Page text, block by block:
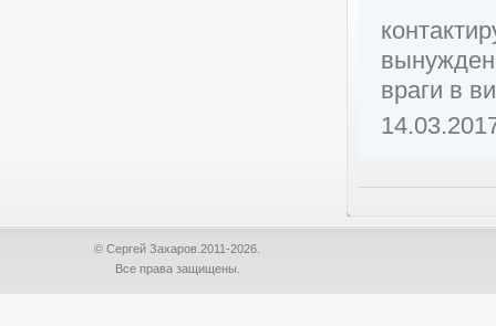
враги в
© Сергей Захаров.2011-2026.
Все права защищены.